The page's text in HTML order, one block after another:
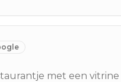
met een